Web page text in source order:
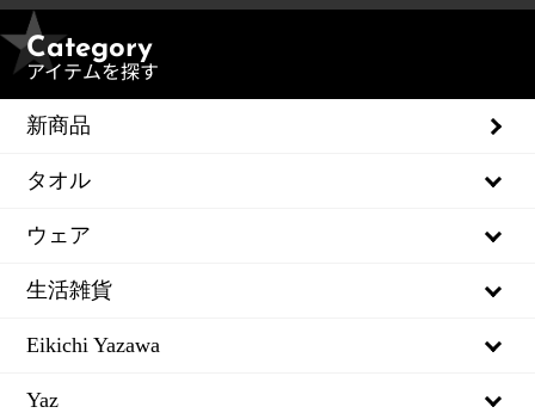
Category
アイテムを探す
新商品
タオル
スペシャルビーチタオル
ジュニアビーチタオル
フェイスタオル
ハンカチタオル
ウェア
メンズ
レディース
ジュニア
生活雑貨
生活用品
雑貨
Eikichi Yazawa
その他
Yaz